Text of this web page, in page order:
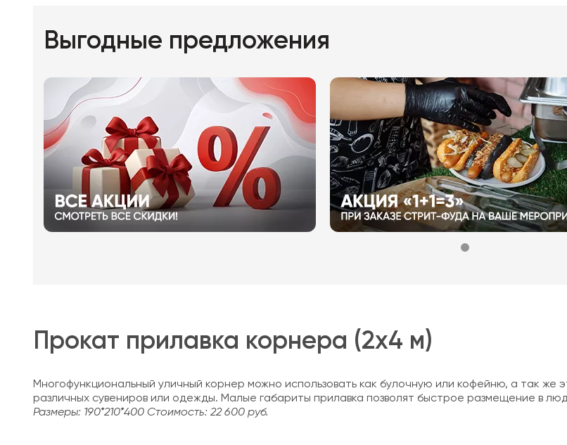
Выгодные предложения
Прокат прилавка корнера (2х4 м)
Многофункциональный уличный корнер можно использовать как булочную или кофейню, а так
различных сувениров или одежды. Малые габариты прилавка позволят быстрое размещение в
Размеры: 190*210*400 Стоимость: 22 600 руб.